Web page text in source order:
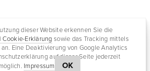
dieser Website erkennen Sie die
Cookie-Erklärung sowie das Tracking mittels
Eine Deaktivierung von Google Analytics
auf dieser Seite jederzeit
Impressum OK